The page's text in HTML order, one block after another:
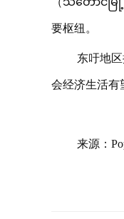
要枢纽。
东吁地
会经济生活有
来源：